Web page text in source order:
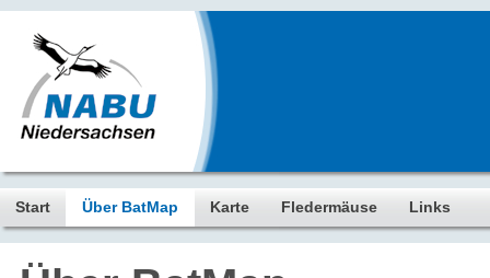
Start Über BatMap Karte Fledermäuse Links